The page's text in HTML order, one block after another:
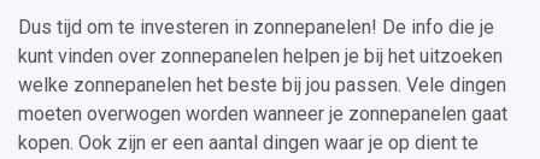
Dus tijd om te investeren in zonnepanelen! De info die je
kunt vinden over zonnepanelen helpen je bij het uitzoeken
welke zonnepanelen het beste bij jou passen. Vele dingen
moeten overwogen worden wanneer je zonnepanelen gaat
kopen. Ook zijn er een aantal dingen waar je op dient te